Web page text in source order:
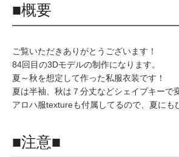
■概要
ご覧いただきありがとうございます！
84回目の3Dモデルの制作になります。
夏～秋を想定して作った私服衣装です！
夏は半袖、秋は７分丈などシェイプキーで
アロハ服textureも付属してるので、夏にも
■注意■